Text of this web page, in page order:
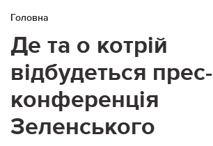
Головна
Де та о котрій
відбудеться прес-
конференція
Зеленського